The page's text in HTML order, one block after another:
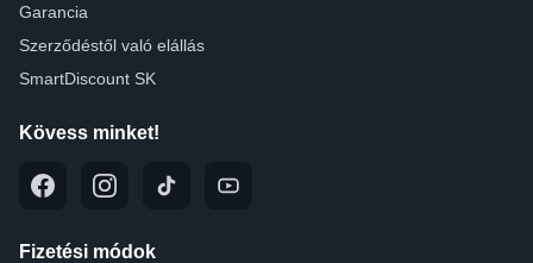
Garancia
Szerződéstől való elállás
SmartDiscount SK
Kövess minket!
Fizetési módok